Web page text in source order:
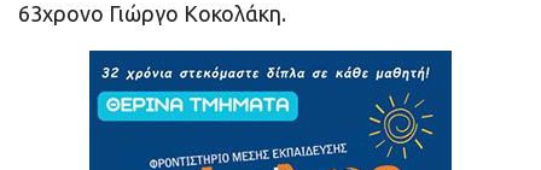
63χρονο Γιώργο Κοκολάκη.